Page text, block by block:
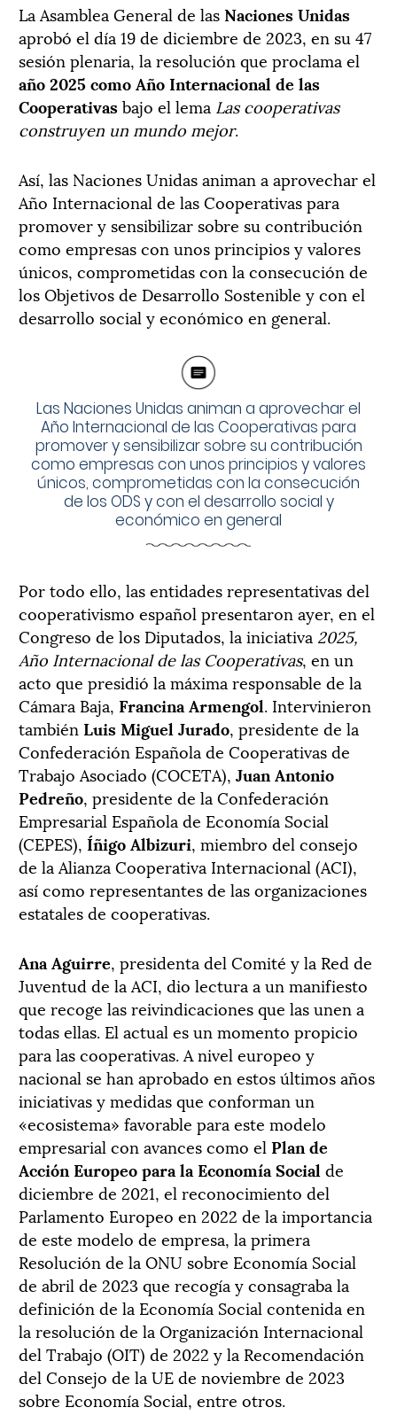
La Asamblea General de lasNaciones Unidas
aprobó el día 19 de diciembre de 2023, en su 47
sesión plenaria, la resolución que proclama el
año 2025 como Año Internacional de las
Cooperativasbajo el lema Las cooperativas
construyen un mundo mejor.
Así, las Naciones Unidas animan a aprovechar el
Año Internacional de las Cooperativas para
promover y sensibilizar sobre su contribución
como empresas con unos principios y valores
únicos, comprometidas con la consecución de
los Objetivos de Desarrollo Sostenible y con el
desarrollo social y económico en general.
Las Naciones Unidas animan a aprovechar el
Año Internacional de las Cooperativas para
promover y sensibilizar sobre su contribución
como empresas con unos principios y valores
únicos, comprometidas con la consecución
de los ODS y con el desarrollo social y
económico en general
Por todo ello, las entidades representativas del
cooperativismo español presentaron ayer, en el
Congreso de los Diputados, la iniciativa 2025,
Año Internacional de las Cooperativas, en un
acto que presidió la máxima responsable de la
Cámara Baja, Francina Armengol. Intervinieron
también Luis Miguel Jurado, presidente de la
Confederación Española de Cooperativas de
Trabajo Asociado (COCETA), Juan Antonio
Pedreño, presidente de la Confederación
Empresarial Española de Economía Social
(CEPES), Íñigo Albizuri, miembro del consejo
de la Alianza Cooperativa Internacional (ACI),
así como representantes de las organizaciones
estatales de cooperativas.
Ana Aguirre, presidenta del Comité y la Red de
Juventud de la ACI, dio lectura a un manifiesto
que recoge las reivindicaciones que las unen a
todas ellas. El actual es un momento propicio
para las cooperativas. A nivel europeo y
nacional se han aprobado en estos últimos años
iniciativas y medidas que conforman un
«ecosistema» favorable para este modelo
empresarial con avances como el Plan de
Acción Europeo para la Economía Social de
diciembre de 2021, el reconocimiento del
Parlamento Europeo en 2022 de la importancia
de este modelo de empresa, la primera
Resolución de la ONU sobre Economía Social
de abril de 2023 que recogía y consagraba la
definición de la Economía Social contenida en
la resolución de la Organización Internacional
del Trabajo (OIT) de 2022 y la Recomendación
del Consejo de la UE de noviembre de 2023
sobre Economía Social, entre otros.